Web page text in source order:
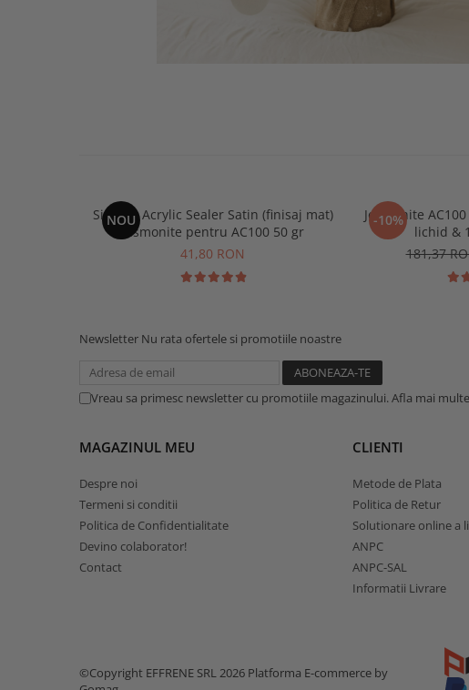
NOU
Sigilant Acrylic Sealer Satin (finisaj mat)
Jesmonite pentru AC100 50 gr
41,80 RON
-10%
Jesmonite
lichid &
181,37
Newsletter Nu rata ofertele si promotiile noastre
Vreau sa primesc newsletter cu promotiile magazinului. Afla mai
MAGAZINUL MEU
Despre noi
Termeni si conditii
Politica de Confidentialitate
Devino colaborator!
Contact
CLIENTI
Metode de Plata
Politica de Retur
Solutionare online a
ANPC
ANPC-SAL
Informatii Livrare
©Copyright EFFRENE SRL 2026 Platforma E-commerce by